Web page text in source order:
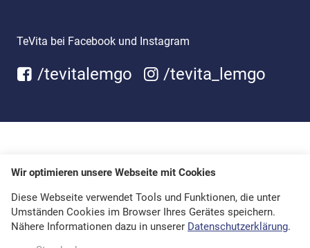
TeVita bei Facebook und Instagram
/tevitalemgo /tevita_lemgo
Wir optimieren unsere Webseite mit Cookies
Diese Webseite verwendet Tools und Funktionen, die unter
Umständen Cookies im Browser Ihres Gerätes speichern.
Nähere Informationen dazu in unserer Datenschutzerklärung.